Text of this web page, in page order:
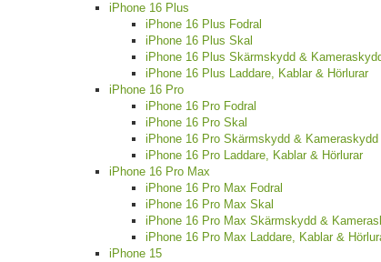
iPhone 16 Plus
iPhone 16 Plus Fodral
iPhone 16 Plus Skal
iPhone 16 Plus Skärmskydd &
iPhone 16 Plus Laddare, Kablar & Hörlurar
iPhone 16 Pro
iPhone 16 Pro Fodral
iPhone 16 Pro Skal
iPhone 16 Pro Skärmskydd & Kameraskydd
iPhone 16 Pro Laddare, Kablar & Hörlurar
iPhone 16 Pro Max
iPhone 16 Pro Max Fodral
iPhone 16 Pro Max Skal
iPhone 16 Pro Max Skärmskydd &
iPhone 16 Pro Max Laddare, Kablar &
iPhone 15